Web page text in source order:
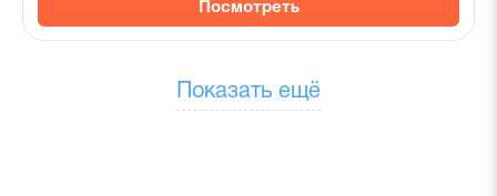
Посмотреть
Показать ещё